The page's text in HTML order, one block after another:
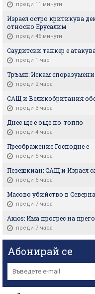
преди 11 минути
Израел остро критикува
относно Ерусалим
преди 46 минути
Саудитски танкер е
преди 1 час
Тръмп: Искам
преди 2 часа
САЩ и Великобритания
преди 3 часа
Днес ще е още по-топло
преди 4 часа
Преображение Господне е
преди 5 часа
Пезешкиан: САЩ и Израел
преди 6 часа
Масово убийство в
преди 7 часа
Axios: Има прогрес на
преди 7 часа
Абонирай се